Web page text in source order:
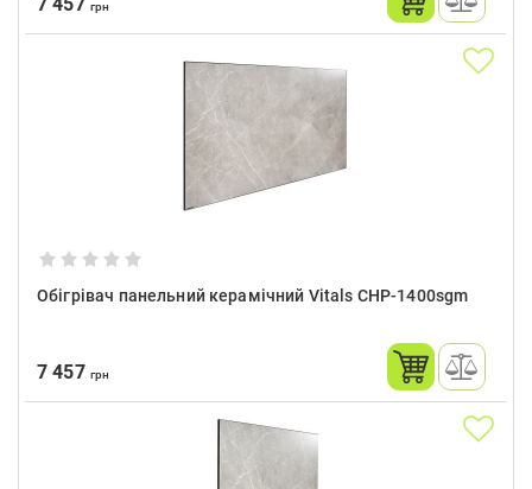
грн
Обігрівач панельний керамічний Vitals CHP-1400sgm
7 457 грн